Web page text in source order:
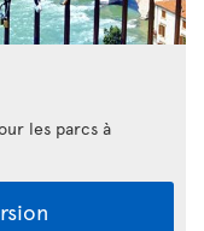
les parcs à